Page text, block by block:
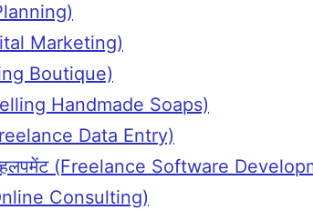
Marketing)
Boutique)
Handmade Soaps)
Data Entry)
(Freelance Software
Consulting)